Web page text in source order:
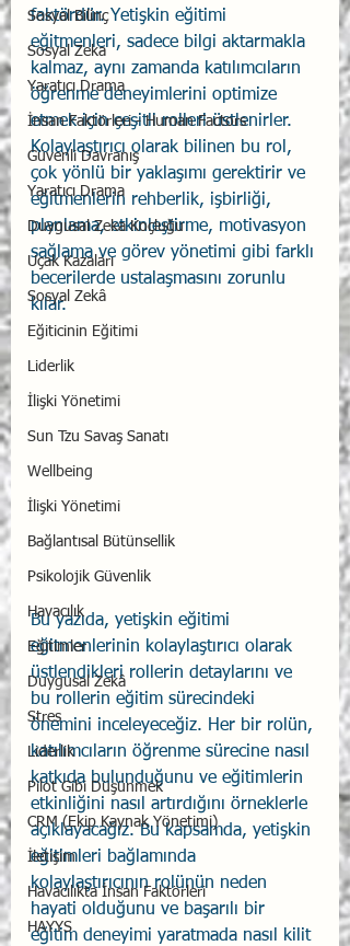
Sosyal Bilinç
Sosyal Zeka
Yaratıcı Drama
İnsan Faktörleri - Human Factors
Güvenli Davranış
Yaratıcı Drama
Duygusal Zeka Koçluğu
Uçak Kazaları
Sosyal Zekâ
Eğiticinin Eğitimi
Liderlik
İlişki Yönetimi
Sun Tzu Savaş Sanatı
Wellbeing
İlişki Yönetimi
Bağlantısal Bütünsellik
Psikolojik Güvenlik
Havacılık
Eğitimler
Duygusal Zekâ
Stres
Liderlik
Pilot Gibi Düşünmek
CRM (Ekip Kaynak Yönetimi)
İletişim
Havacılıkta İnsan Faktörleri
HAYYS
faktördür. Yetişkin eğitimi
eğitmenleri, sadece bilgi aktarmakla
kalmaz, aynı zamanda katılımcıların
öğrenme deneyimlerini optimize
etmek için çeşitli rolleri üstlenirler.
Kolaylaştırıcı olarak bilinen bu rol,
çok yönlü bir yaklaşımı gerektirir ve
eğitmenlerin rehberlik, işbirliği,
planlama, etkinleştirme, motivasyon
sağlama ve görev yönetimi gibi farklı
becerilerde ustalaşmasını zorunlu
kılar.
Bu yazıda, yetişkin eğitimi
eğitmenlerinin kolaylaştırıcı olarak
üstlendikleri rollerin detaylarını ve
bu rollerin eğitim sürecindeki
önemini inceleyeceğiz. Her bir rolün,
katılımcıların öğrenme sürecine nasıl
katkıda bulunduğunu ve eğitimlerin
etkinliğini nasıl artırdığını örneklerle
açıklayacağız. Bu kapsamda, yetişkin
eğitimleri bağlamında
kolaylaştırıcının rolünün neden
hayati olduğunu ve başarılı bir
eğitim deneyimi yaratmada nasıl kilit